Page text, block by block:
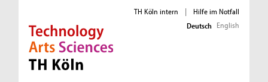
Direkt zur Hauptnavigation
Direkt zur Subnavigation
Direkt zum Inhalt
Direkt zum Fußbereich
TH Köln intern |
Hilfe im Notfall
Deutsch English